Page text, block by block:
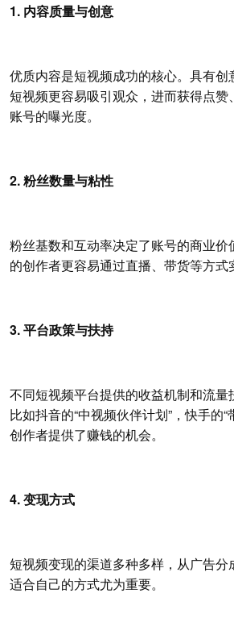
1. 内容质量与创意
优质内容是短视频成功的核心。具有创
短视频更容易吸引观众，进而获得点
账号的曝光度。
2. 粉丝数量与粘性
粉丝基数和互动率决定了账号的商业价
的创作者更容易通过直播、带货等方式
3. 平台政策与扶持
不同短视频平台提供的收益机制和流量
比如抖音的“中视频伙伴计划”，快手的
创作者提供了赚钱的机会。
4. 变现方式
短视频变现的渠道多种多样，从广告分
适合自己的方式尤为重要。